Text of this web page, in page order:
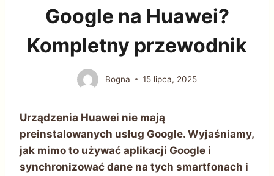
Google na Huawei?
Kompletny przewodnik
Bogna 15 lipca, 2025
Urządzenia Huawei nie mają
preinstalowanych usług Google. Wyjaśniamy,
jak mimo to używać aplikacji Google i
synchronizować dane na tych smartfonach i